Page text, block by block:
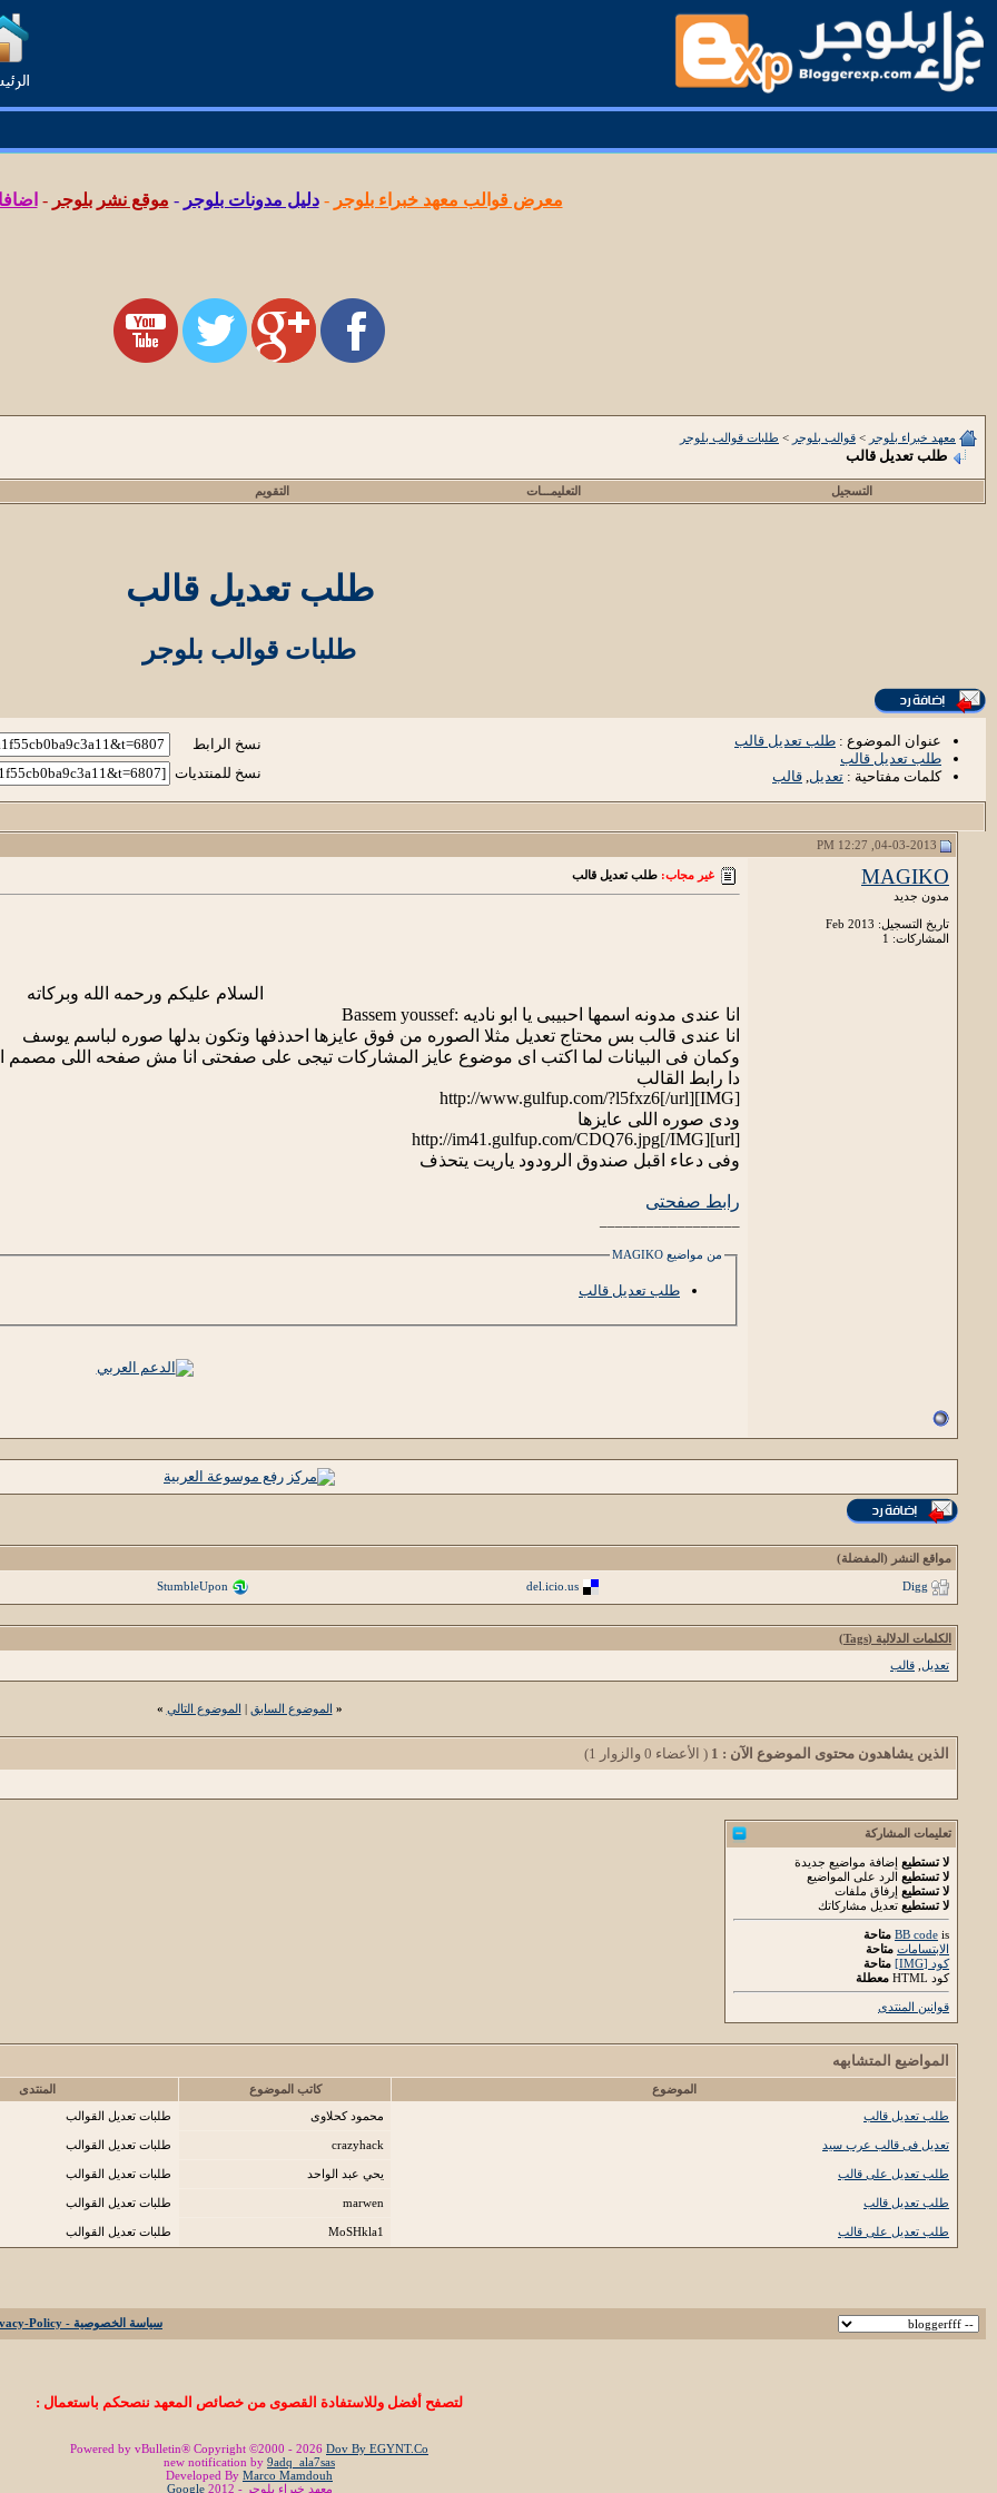
معرض قوالب معهد خبراء بلوجر -دليل مدونات بلوجر - موقع نشر بلوجر -
معهد خبراء بلوجر > قوالب بلوجر > طلبات قوالب بلوجر
طلب تعديل قالب
التسجيل التعليمـــات التقويم
طلب تعديل قالب
طلبات قوالب بلوجر
عنوان الموضوع : طلب تعديل قالب
طلب تعديل قالب
كلمات مفتاحية : تعديل, قالب
نسخ الرابط
نسخ للمنتديات
MAGIKO
مدون جديد
تاريخ التسجيل: Feb 2013
المشاركات: 1
غير مجاب: طلب تعديل قالب
السلام عليكم ورحمه الله وبركاته
انا عندى مدونه اسمها احبيبى يا ابو ناديه :Bassem youssef
انا عندى قالب بس محتاج تعديل مثلا الصوره من فوق عايزها احدذفها وتكون بدلها صوره لباسم يوسف
وكمان فى البيانات لما اكتب اى موضوع عايز المشاركات تيجى على صفحتى انا مش صفحه اللى مصمم
دا رابط القالب
[IMG]http://www.gulfup.com/?l5fxz6[/url]
ودى صوره اللى عايزها
[url]http://im41.gulfup.com/CDQ76.jpg[/IMG]
وفى دعاء اقبل صندوق الرودود ياريت يتحذف
رابط صفحتى
من مواضيع MAGIKO
طلب تعديل قالب
مواقع النشر (المفضلة)
Digg
del.icio.us
StumbleUpon
الكلمات الدلالية (Tags)
تعديل قالب
« الموضوع السابق | الموضوع التالي »
الذين يشاهدون محتوى الموضوع الآن : 1 ( الأعضاء 0 والزوار 1)
تعليمات المشاركة
لا تستطيع إضافة مواضيع جديدة
لا تستطيع الرد على المواضيع
لا تستطيع إرفاق ملفات
لا تستطيع تعديل مشاركاتك
BB code is
متاحة
الابتسامات متاحة
كود [IMG]
متاحة
كود HTML
معطلة
قوانين المنتدى
المواضيع المتشابهه
الموضوع كاتب الموضوع المنتدى
طلب تعديل قالب
محمود كحلاوى طلبات تعديل القوالب
تعديل فى قالب عرب سيد crazyhack طلبات تعديل القوالب
طلب تعديل على قالب يحي عبد الواحد طلبات تعديل القوالب
طلب تعديل قالب marwen طلبات تعديل القوالب
طلب تعديل على قالب MoSHkla1 طلبات تعديل القوالب
سياسة الخصوصية - Privacy-Policy
لتصفح أفضل وللاستفادة القصوى من خصائص المعهد ننصحكم باستعمال :
Powered by vBulletin® Copyright ©2000 - 2026 Dov By EGYNT.Co
new notification by 9adq_ala7sas
Developed By Marco Mamdouh
معهد خبراء بلوجر - 2012
Google